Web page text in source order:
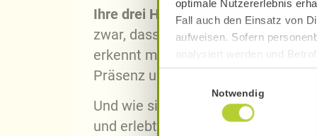
optimale Nutzererlebnis
Fall auch den Einsatz von
aufweisen. Sofern
analysiert werden und
Datenverarbeitung und -
Datenschutzerklärung
Näheres über uns erfahren
Notwendig
Ihre drei Herdenschutzhunde
zwar, dass Schafe ausbrechen,
erkennt man die
Präsenz und vertreiben jeden
Und wie sind die Wanderschäfer
und erlebt, dass artenreiche